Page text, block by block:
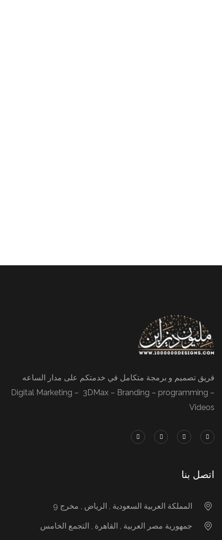
فريق تصميم و برمجة متكامل في خدمتكم على مدار الساعه
Digital Marketing – 3DMax – Branding – programming –
Videos
اتصل بنا
المملكة العربية السعودية , الرياض , مخرج 9
جمهورية مصر العربية , القاهرة , التجمع الخامس